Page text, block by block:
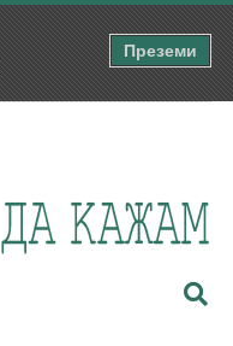
Преземи